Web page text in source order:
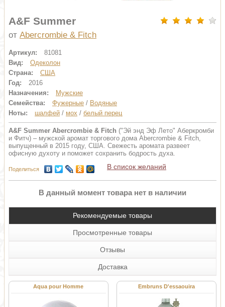
A&F Summer
от Abercrombie & Fitch
Артикул:
81081
Вид:
Одеколон
Страна:
США
Год:
2016
Назначения:
Мужские
Семейства:
Фужерные / Водяные
Ноты:
шалфей / мох / белый перец
A&F Summer Abercrombie & Fitch ("Эй энд Эф Лето" Аберкромби
и Фитч) – мужской аромат торгового дома Abercrombie & Fitch,
выпущенный в 2015 году, США. Свежесть аромата развеет
офисную духоту и поможет сохранить бодрость духа.
Поделиться В список желаний
В данный момент товара нет в наличии
Рекомендуемые товары
Просмотренные товары
Отзывы
Доставка
Aqua pour Homme Embruns D'essaouira